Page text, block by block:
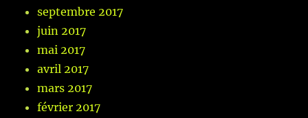
septembre 2017
juin 2017
mai 2017
avril 2017
mars 2017
février 2017